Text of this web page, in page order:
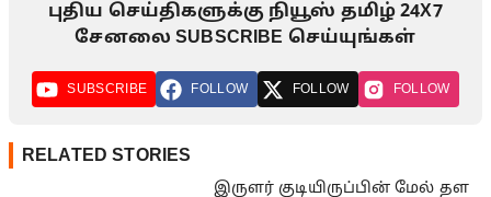
புதிய செய்திகளுக்கு நியூஸ் தமிழ் 24X7
சேனலை SUBSCRIBE செய்யுங்கள்
SUBSCRIBE FOLLOW FOLLOW FOLLOW
RELATED STORIES
இருளர் குடியிருப்பின் மேல் தள